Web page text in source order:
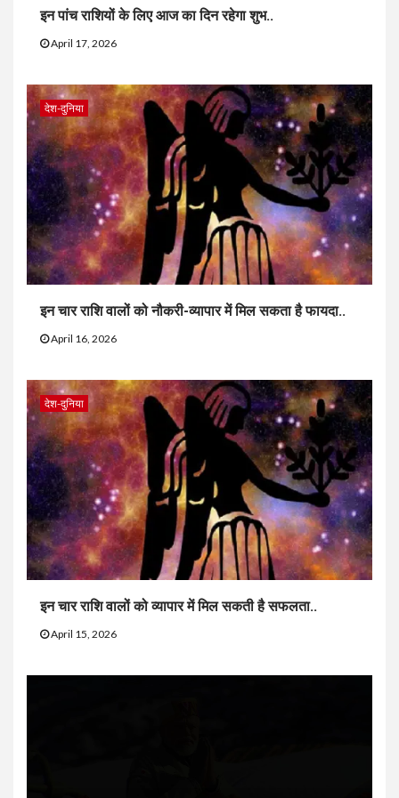
इन पांच राशियों के लिए आज का दिन रहेगा शुभ..
April 17, 2026
देश-दुनिया
इन चार राशि वालों को नौकरी-व्यापार में मिल सकता है फायदा..
April 16, 2026
देश-दुनिया
इन चार राशि वालों को व्यापार में मिल सकती है सफलता..
April 15, 2026